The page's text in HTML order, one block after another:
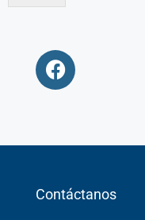
Contáctanos